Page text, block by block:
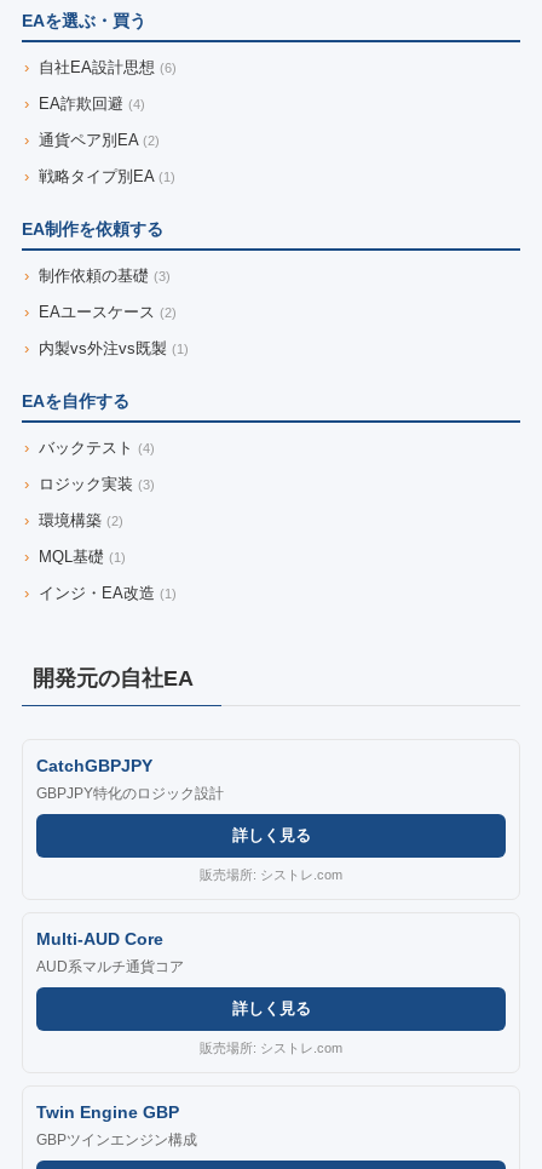
EAを選ぶ・買う
› 自社EA設計思想 (6)
› EA詐欺回避 (4)
› 通貨ペア別EA (2)
› 戦略タイプ別EA (1)
EA制作を依頼する
› 制作依頼の基礎 (3)
› EAユースケース (2)
› 内製vs外注vs既製 (1)
EAを自作する
› バックテスト (4)
› ロジック実装 (3)
› 環境構築 (2)
› MQL基礎 (1)
› インジ・EA改造 (1)
開発元の自社EA
CatchGBPJPY
GBPJPY特化のロジック設計
詳しく見る
販売場所: シストレ.com
Multi-AUD Core
AUD系マルチ通貨コア
詳しく見る
販売場所: シストレ.com
Twin Engine GBP
GBPツインエンジン構成